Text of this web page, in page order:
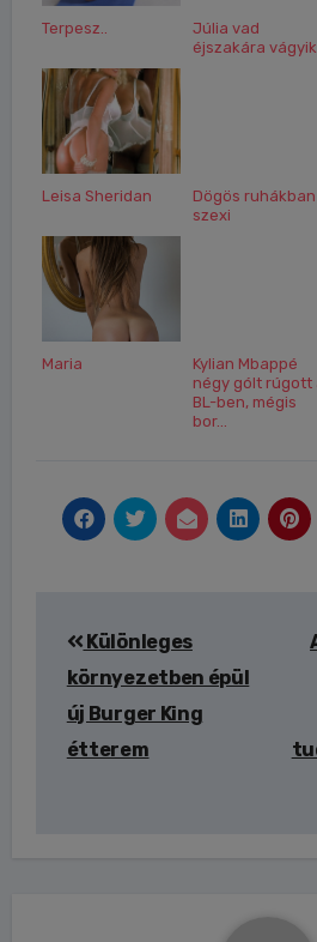
Terpesz..
Júlia vad
éjszakára vágyik
Leisa Sheridan
Dögös ruhákban
szexi
Maria
Kylian Mbappé
négy gólt rúgott
BL-ben, mégis
bor...
navigáció
Különleges
környezetben épül
új Burger King
étterem